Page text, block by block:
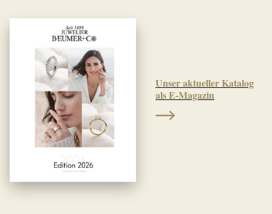
Unser aktueller Katalog
als E-Magazin